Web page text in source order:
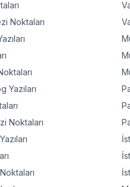
Noktaları
Yazıları
Noktaları